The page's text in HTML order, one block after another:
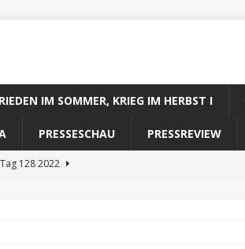
IM SOMMER, KRIEG IM HERBST I
PRESSESCHAU PRESSREVIEW
128 2022